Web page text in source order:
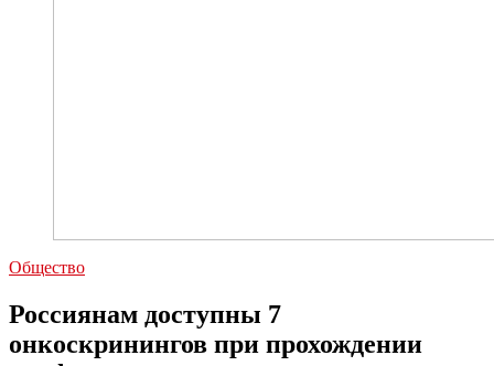
Общество
Россиянам доступны 7
онкоскринингов при прохождении